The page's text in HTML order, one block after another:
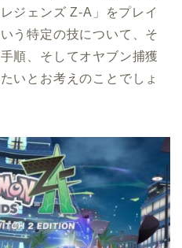
ジェンズ Z-A」をプレイ
う特定の技について、そ
順、そしてオヤブン捕獲
いとお考えのことでしょ